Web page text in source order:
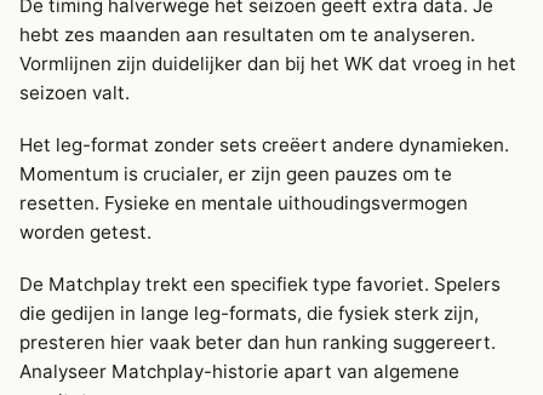
De timing halverwege het seizoen geeft extra data. Je
hebt zes maanden aan resultaten om te analyseren.
Vormlijnen zijn duidelijker dan bij het WK dat vroeg in het
seizoen valt.
Het leg-format zonder sets creëert andere dynamieken.
Momentum is crucialer, er zijn geen pauzes om te
resetten. Fysieke en mentale uithoudingsvermogen
worden getest.
De Matchplay trekt een specifiek type favoriet. Spelers
die gedijen in lange leg-formats, die fysiek sterk zijn,
presteren hier vaak beter dan hun ranking suggereert.
Analyseer Matchplay-historie apart van algemene